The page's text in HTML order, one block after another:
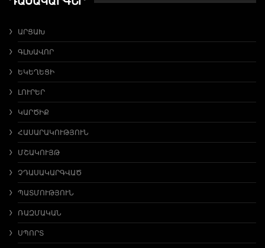
ԱՐՑԱԽ
ԳԼԽԱՎՈՐ
ԵԿԵՂԵՑԻ
ԼՈՒՐԵՐ
ԿԱՐԾԻՔ
ՀԱՍԱՐԱԿՈՒԹՅՈՒՆ
ՄՇԱԿՈՒՅԹ
ՉԴԱՍԱԿԱՐԳՎԱԾ
ՊԱՏՄՈՒԹՅՈՒՆ
ՌԱԶՄԱԿԱՆ
ՍՊՈՐՏ